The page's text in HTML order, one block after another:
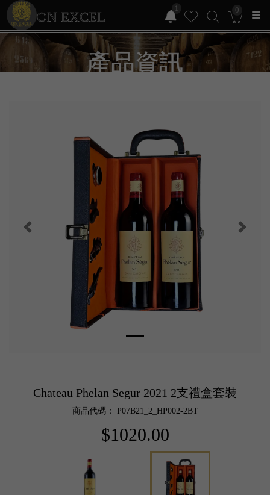
ON EXCEL
1 0
產品資訊
Chateau Phelan Segur 2021 2支禮盒套裝
商品代碼： P07B21_2_HP002-2BT
$1020.00